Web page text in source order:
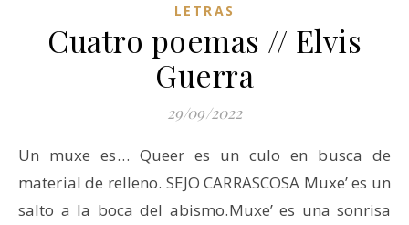
LETRAS
Cuatro poemas // Elvis
Guerra
29/09/2022
Un muxe es… Queer es un culo en busca de
material de relleno. SEJO CARRASCOSA Muxe’ es un
salto a la boca del abismo.Muxe’ es una sonrisa